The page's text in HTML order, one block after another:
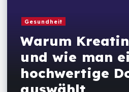
Gesundheit
Warum
und wie man
hochwertige